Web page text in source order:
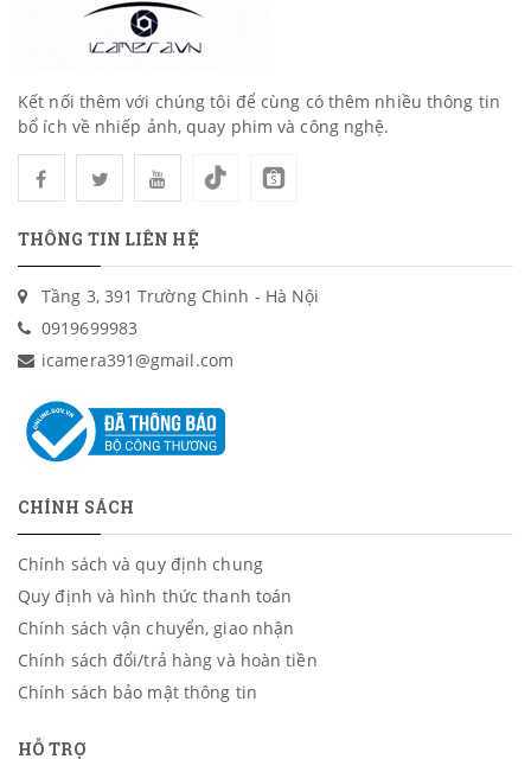
Kết nối thêm với chúng tôi để cùng có thêm nhiều thông tin
bổ ích về nhiếp ảnh, quay phim và công nghệ.
THÔNG TIN LIÊN HỆ
Tầng 3, 391 Trường Chinh - Hà Nội
0919699983
icamera391@gmail.com
CHÍNH SÁCH
Chính sách và quy định chung
Quy định và hình thức thanh toán
Chính sách vận chuyển, giao nhận
Chính sách đổi/trả hàng và hoàn tiền
Chính sách bảo mật thông tin
HỖ TRỢ